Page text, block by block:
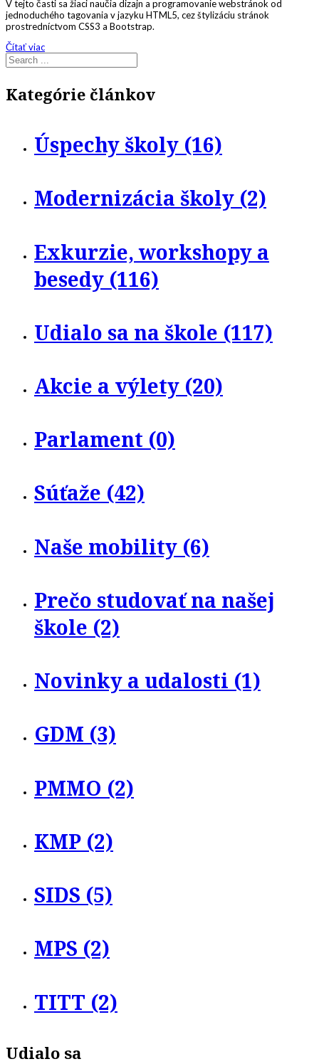
V tejto časti sa žiaci naučia dizajn a programovanie webstránok od
jednoduchého tagovania v jazyku HTML5, cez štylizáciu stránok
prostredníctvom CSS3 a Bootstrap.
Čítať viac
Kategórie článkov
Úspechy školy (16)
Modernizácia školy (2)
Exkurzie, workshopy a
besedy (116)
Udialo sa na škole (117)
Akcie a výlety (20)
Parlament (0)
Súťaže (42)
Naše mobility (6)
Prečo studovať na našej
škole (2)
Novinky a udalosti (1)
GDM (3)
PMMO (2)
KMP (2)
SIDS (5)
MPS (2)
TITT (2)
Udialo sa